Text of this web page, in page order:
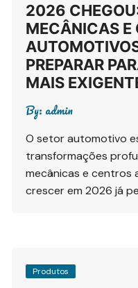
2026
MECÂNICAS E
PREPARAR
MAIS
By: admin
O setor automotivo
transformações
mecânicas e centros
crescer em 2026 já
Produtos